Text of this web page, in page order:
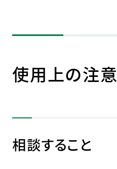
使用上の注意
相談すること